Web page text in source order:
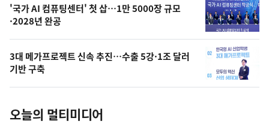
오
의
사
진
'국가 AI 컴퓨팅센터' 첫 삽…1만 5000장 규모
·2028년 완공
3대 메가프로젝트 신속 추진…수출 5강·1조 달러
기반 구축
오늘의 멀티미디어